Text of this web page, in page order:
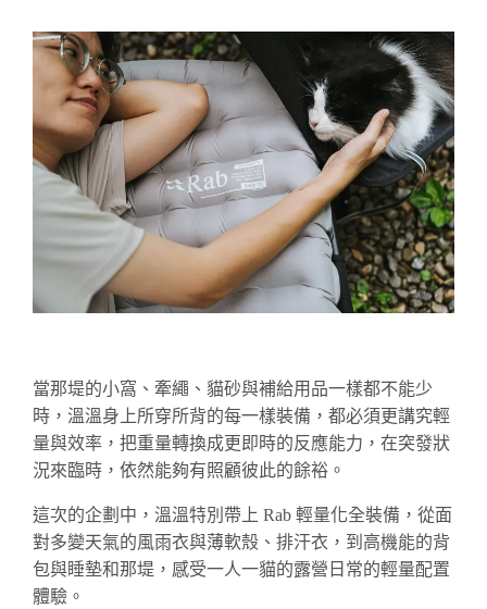
當那堤的小窩、牽繩、貓砂與補給用品一樣都不能少
時，溫溫身上所穿所背的每一樣裝備，都必須更講究輕
量與效率，把重量轉換成更即時的反應能力，在突發狀
況來臨時，依然能夠有照顧彼此的餘裕。
這次的企劃中，溫溫特別帶上 Rab 輕量化全裝備，從面
對多變天氣的風雨衣與薄軟殼、排汗衣，到高機能的背
包與睡墊和那堤 ，感受一人一貓的露營日常的輕量配置
體驗。